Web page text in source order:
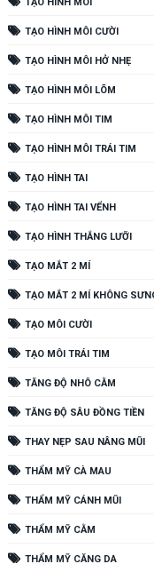
TẠO HÌNH MÔI CƯỜI
TẠO HÌNH MÔI HỞ NHẸ
TẠO HÌNH MÔI LÕM
TẠO HÌNH MÔI TIM
TẠO HÌNH MÔI TRÁI TIM
TẠO HÌNH TAI
TẠO HÌNH TAI VỂNH
TẠO HÌNH THẮNG LƯỠI
TẠO MẮT 2 MÍ
TẠO MẮT 2 MÍ KHÔNG
TẠO MÔI CƯỜI
TẠO MÔI TRÁI TIM
TĂNG ĐỘ NHÔ CẰM
TĂNG ĐỘ SÂU ĐỒNG TIỀN
THAY NẸP SAU NÂNG MŨI
THẨM MỸ CÀ MAU
THẨM MỸ CÁNH MŨI
THẨM MỸ CẰM
THẨM MỸ CĂNG DA